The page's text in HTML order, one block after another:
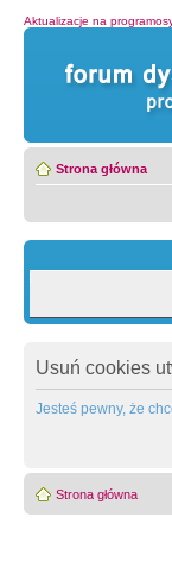
Aktualizacje na
Strona główna
Usuń cookies
Jesteś pewny, że
Strona główna